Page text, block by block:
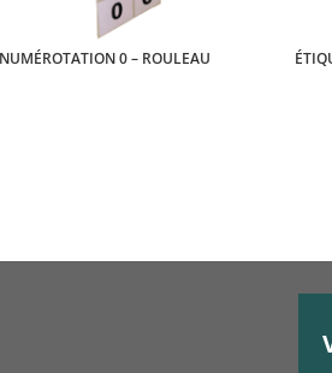
NUMÉROTATION 0 – ROULEAU